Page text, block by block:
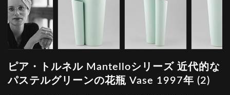
ピア・トルネル Mantelloシリーズ 近代的な
パステルグリーンの花瓶 Vase 1997年 (2)